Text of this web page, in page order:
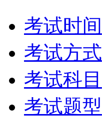
考试时间
考试方式
考试科目
考试题型